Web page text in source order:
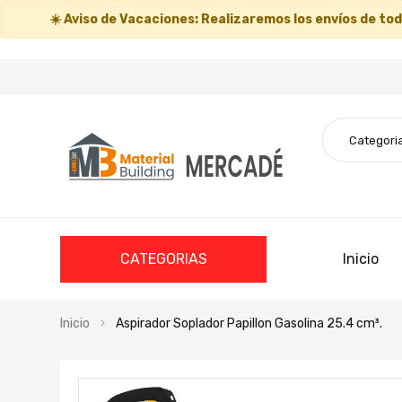
☀️Aviso de Vacaciones:Realizaremos los envíos de
CATEGORIAS Inicio
Inicio Aspirador Soplador Papillon Gasolina 25.4 cm³.